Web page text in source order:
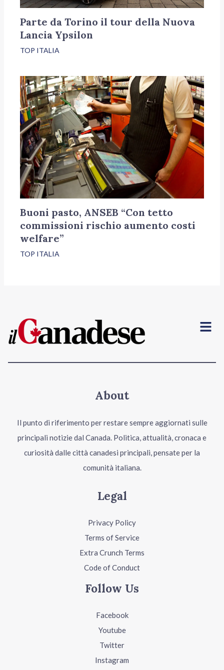
Parte da Torino il tour della Nuova
Lancia Ypsilon
TOP ITALIA
Buoni pasto, ANSEB “Con tetto
commissioni rischio aumento costi
welfare”
TOP ITALIA
Menu
About
Il punto di riferimento per restare sempre aggiornati sulle
principali notizie dal Canada. Politica, attualità, cronaca e
curiosità dalle città canadesi principali, pensate per la
comunità italiana.
Legal
Privacy Policy
Terms of Service
Extra Crunch Terms
Code of Conduct
Follow Us
Facebook
Youtube
Twitter
Instagram